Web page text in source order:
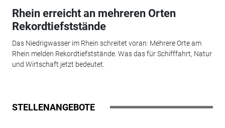
Rhein erreicht an mehreren Orten
Rekordtiefststände
Das Niedrigwasser im Rhein schreitet voran: Mehrere Orte am
Rhein melden Rekordtiefststände. Was das für Schifffahrt, Natur
und Wirtschaft jetzt bedeutet.
STELLENANGEBOTE